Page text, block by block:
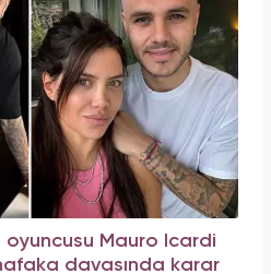
oyuncusu Mauro Icardi
davasında karar